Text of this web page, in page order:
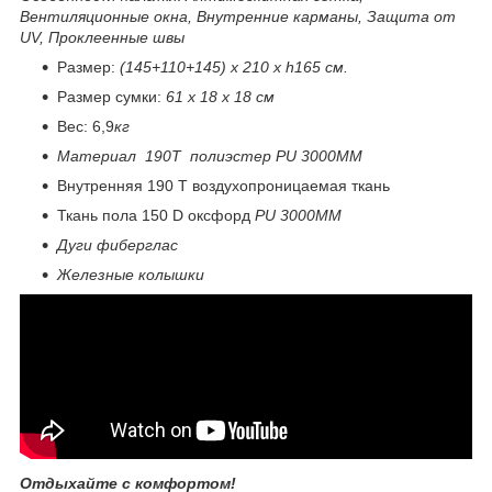
Вентиляционные окна, Внутренние карманы, Защита от
UV, Проклеенные швы
Размер: (145+110+145) x 210 x h165 см.
Размер сумки: 61 х 18 х 18 см
Вес: 6,9кг
Материал 190Т полиэстер PU 3000MM
Внутренняя 190 Т воздухопроницаемая ткань
Ткань пола 150 D оксфорд PU 3000MM
Дуги фиберглас
Железные колышки
Отдыхайте с комфортом!